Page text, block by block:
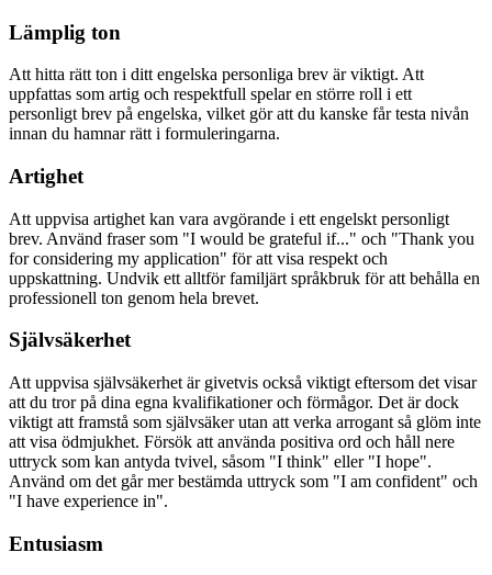
Lämplig ton
Att hitta rätt ton i ditt engelska personliga brev är viktigt. Att
uppfattas som artig och respektfull spelar en större roll i ett
personligt brev på engelska, vilket gör att du kanske får testa nivån
innan du hamnar rätt i formuleringarna.
Artighet
Att uppvisa artighet kan vara avgörande i ett engelskt personligt
brev. Använd fraser som "I would be grateful if..." och "Thank you
for considering my application" för att visa respekt och
uppskattning. Undvik ett alltför familjärt språkbruk för att behålla en
professionell ton genom hela brevet.
Självsäkerhet
Att uppvisa självsäkerhet är givetvis också viktigt eftersom det visar
att du tror på dina egna kvalifikationer och förmågor. Det är dock
viktigt att framstå som självsäker utan att verka arrogant så glöm inte
att visa ödmjukhet. Försök att använda positiva ord och håll nere
uttryck som kan antyda tvivel, såsom "I think" eller "I hope".
Använd om det går mer bestämda uttryck som "I am confident" och
"I have experience in".
Entusiasm